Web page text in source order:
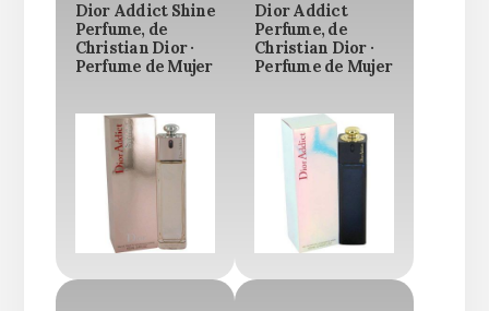
Dior Addict Shine
Perfume, de
Christian Dior ·
Perfume de Mujer
Dior Addict
Perfume, de
Christian Dior ·
Perfume de Mujer